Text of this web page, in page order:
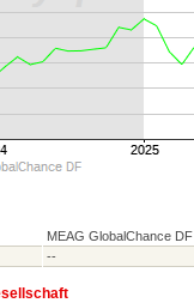
MEAG GlobalChance DF
--